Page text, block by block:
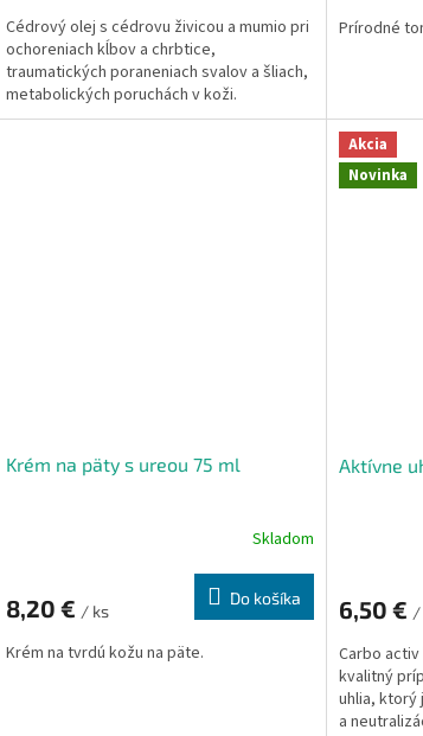
Cédrový olej s cédrovu živicou a mumio pri
ochoreniach kĺbov a chrbtice,
traumatických poraneniach svalov a šliach,
metabolických poruchách v koži.
Prírodné
Krém na päty s ureou 75 ml
Skladom
8,20 € / ks
Do košíka
Krém na tvrdú kožu na päte.
Akcia
Novinka
Aktívne
6,50 € /
Carbo
kvalitný
uhlia, ktorý
a